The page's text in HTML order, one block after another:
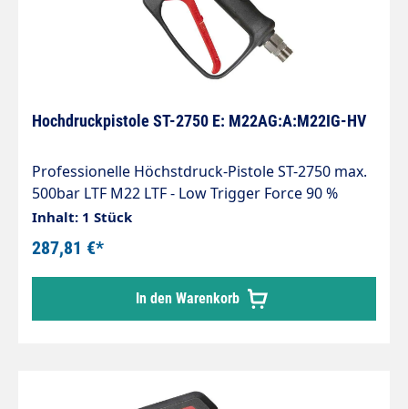
Hochdruckpistole ST-2750 E: M22AG:A:M22IG-HV
Professionelle Höchstdruck-Pistole ST-2750 max.
500bar LTF M22 LTF - Low Trigger Force 90 %
geringere Haltekraft und 40 % geringere
Abzugskraft gegenüber marktüblichen Pistolen.
Max. 500 bar / 30 l/min / 150 °C Anschlüsse:
Eingang = M22 AG Ausgang
= Handverschraubung M22 IG
Inhalt: 1 Stück
287,81 €*
In den Warenkorb